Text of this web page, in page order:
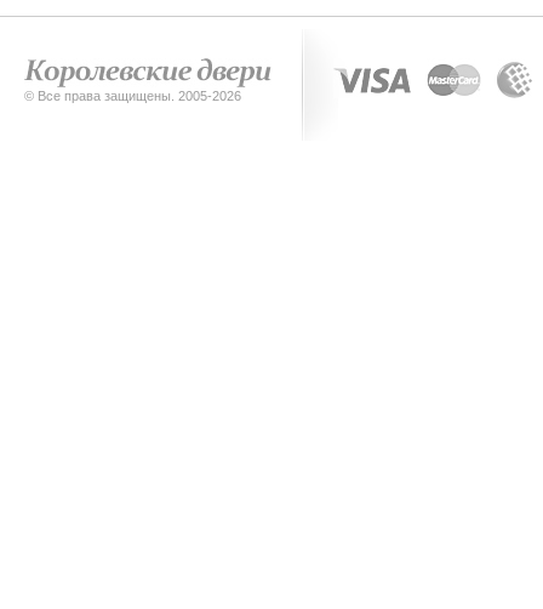
© Все права защищены. 2005-2026